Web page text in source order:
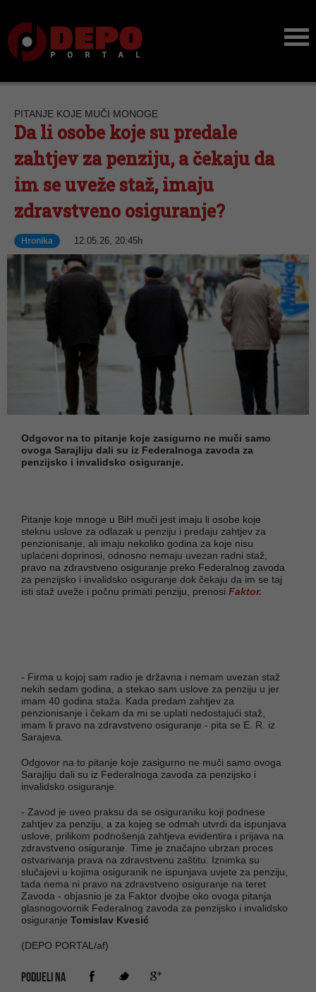
PITANJE KOJE MUČI MONOGE
Da li osobe koje su predale
zahtjev za penziju, a čekaju da
im se uveže staž, imaju
zdravstveno osiguranje?
Hronika 12.05.26, 20:45h
Odgovor na to pitanje koje zasigurno ne muči samo
ovoga Sarajliju dali su iz Federalnoga zavoda za
penzijsko i invalidsko osiguranje.
Pitanje koje mnoge u BiH muči jest imaju li osobe koje
steknu uslove za odlazak u penziju i predaju zahtjev za
penzionisanje, ali imaju nekoliko godina za koje nisu
uplaćeni doprinosi, odnosno nemaju uvezan radni staž,
pravo na zdravstveno osiguranje preko Federalnog zavoda
za penzijsko i invalidsko osiguranje dok čekaju da im se taj
isti staž uveže i počnu primati penziju, prenosi Faktor.
- Firma u kojoj sam radio je državna i nemam uvezan staž
nekih sedam godina, a stekao sam uslove za penziju u jer
imam 40 godina staža. Kada predam zahtjev za
penzionisanje i čekam da mi se uplati nedostajući staž,
imam li pravo na zdravstveno osiguranje - pita se E. R. iz
Sarajeva.
Odgovor na to pitanje koje zasigurno ne muči samo ovoga
Sarajliju dali su iz Federalnoga zavoda za penzijsko i
invalidsko osiguranje.
- Zavod je uveo praksu da se osiguraniku koji podnese
zahtjev za penziju, a za kojeg se odmah utvrdi da ispunjava
uslove, prilikom podnošenja zahtjeva evidentira i prijava na
zdravstveno osiguranje. Time je značajno ubrzan proces
ostvarivanja prava na zdravstvenu zaštitu. Iznimka su
slučajevi u kojima osiguranik ne ispunjava uvjete za penziju,
tada nema ni pravo na zdravstveno osiguranje na teret
Zavoda - objasnio je za Faktor dvojbe oko ovoga pitanja
glasnogovornik Federalnog zavoda za penzijsko i invalidsko
osiguranje Tomislav Kvesić
(DEPO PORTAL/af)
PODIJELI NA